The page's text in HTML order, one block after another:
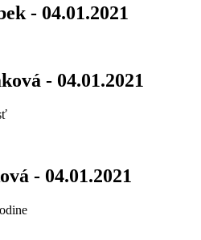
- 04.01.2021
- 04.01.2021
- 04.01.2021